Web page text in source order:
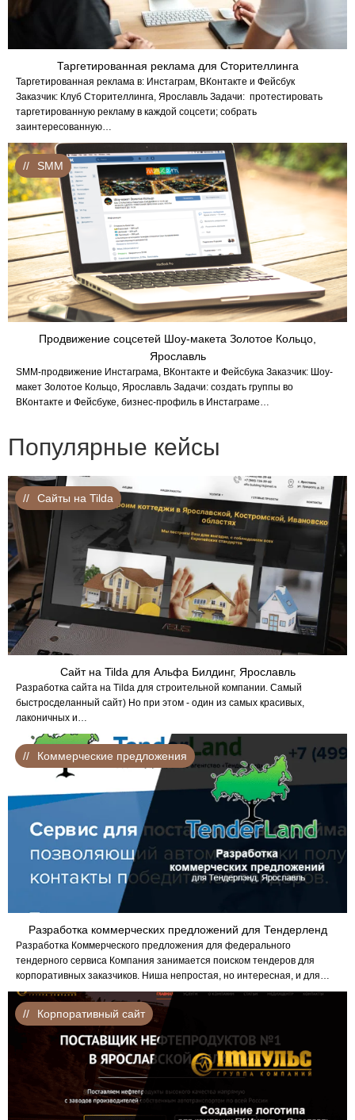
Таргетированная реклама для Сторителлинга
Таргетированная реклама в: Инстаграм, ВКонтакте и Фейсбук
Заказчик: Клуб Сторителлинга, Ярославль Задачи: протестировать
таргетированную рекламу в каждой соцсети; собрать
заинтересованную…
Продвижение соцсетей Шоу-макета Золотое Кольцо,
Ярославль
SMM-продвижение Инстаграма, ВКонтакте и Фейсбука Заказчик: Шоу-
макет Золотое Кольцо, Ярославль Задачи: создать группы во
ВКонтакте и Фейсбуке, бизнес-профиль в Инстаграме…
SMM
Популярные кейсы
Сайт на Tilda для Альфа Билдинг, Ярославль
Разработка сайта на Tilda для строительной компании. Самый
быстросделанный сайт) Но при этом - один из самых красивых,
лаконичных и…
Сайты на Tilda
Разработка коммерческих предложений для Тендерленд
Разработка Коммерческого предложения для федерального
тендерного сервиса Компания занимается поиском тендеров для
корпоративных заказчиков. Ниша непростая, но интересная, и для…
Коммерческие предложения
Корпоративный сайт